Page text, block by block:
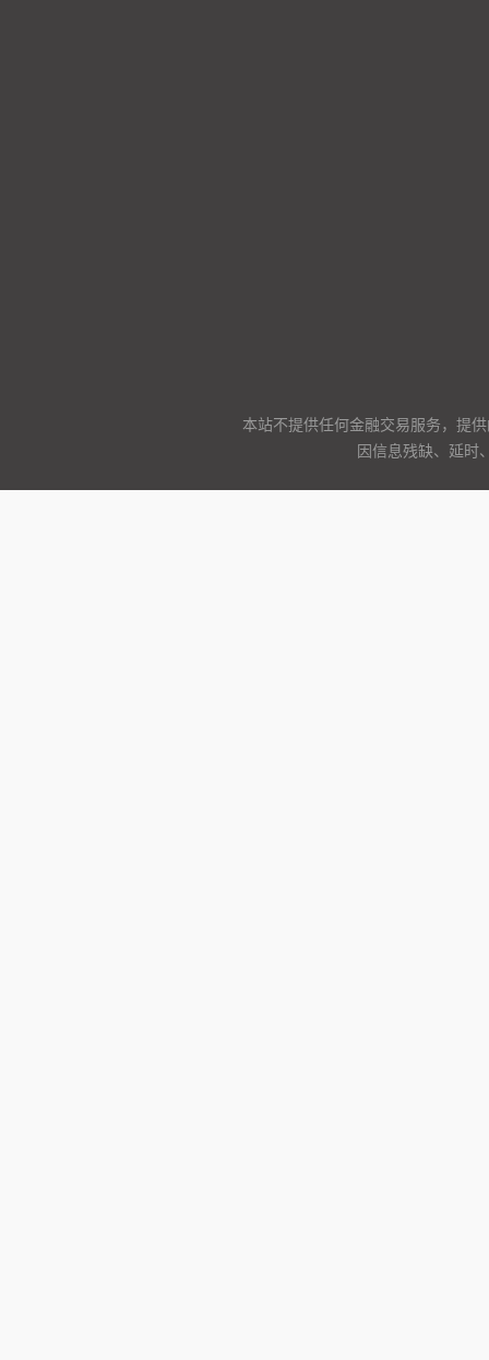
本站不提供任何金融交易服务，提
因信息残缺、延时